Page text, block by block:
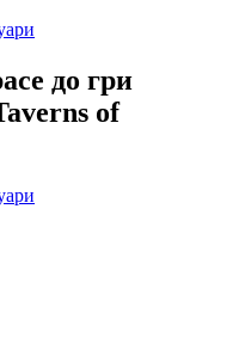
до гри
of